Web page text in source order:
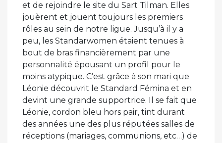
et de rejoindre le site du Sart Tilman. Elles
jouèrent et jouent toujours les premiers
rôles au sein de notre ligue. Jusqu’à il y a
peu, les Standarwomen étaient tenues à
bout de bras financièrement par une
personnalité épousant un profil pour le
moins atypique. C’est grâce à son mari que
Léonie découvrit le Standard Fémina et en
devint une grande supportrice. Il se fait que
Léonie, cordon bleu hors pair, tint durant
des années une des plus réputées salles de
réceptions (mariages, communions, etc…) de